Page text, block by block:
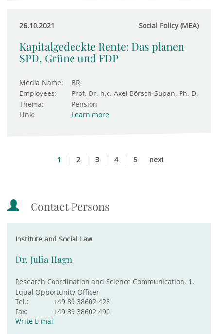
26.10.2021 Social Policy (MEA)
Kapitalgedeckte Rente: Das planen
SPD, Grüne und FDP
Media Name:
BR
Employees:
Prof. Dr. h.c. Axel Börsch-Supan, Ph. D.
Thema:
Pension
Link:
Learn more
1 2 3 4 5 next
Contact Persons
Institute and Social Law
Dr. Julia Hagn
Research Coordination and Science Communication, 1.
Equal Opportunity Officer
Tel.:
+49 89 38602 428
Fax:
+49 89 38602 490
Write E-mail